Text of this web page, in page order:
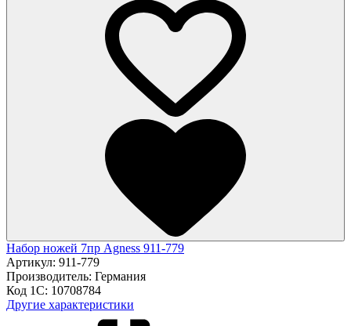
Набор ножей 7пр Agness 911-779
Артикул: 911-779
Производитель: Германия
Код 1С: 10708784
Другие характеристики